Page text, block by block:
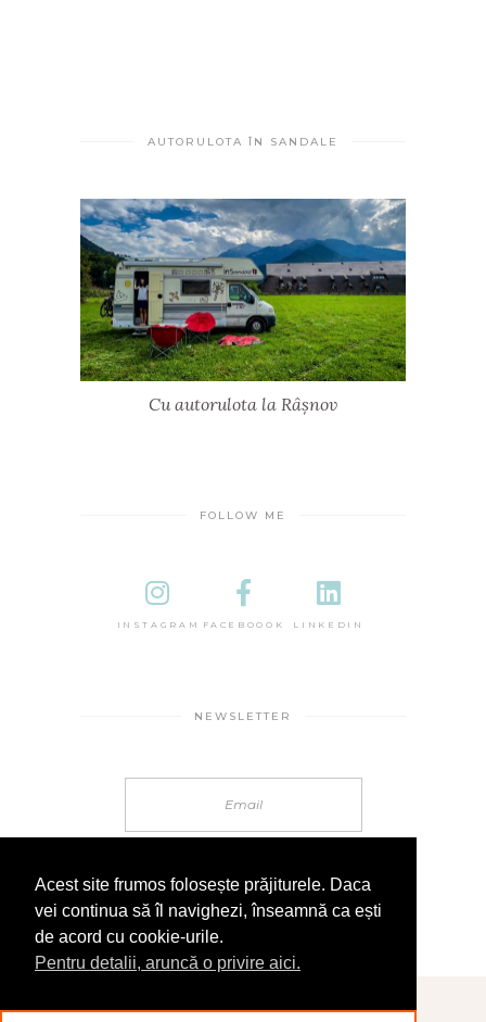
AUTORULOTA ÎN SANDALE
Cu autorulota la Râșnov
FOLLOW ME
INSTAGRAM FACEBOOOK LINKEDIN
NEWSLETTER
© 2025 În Sandale
Acest site frumos folosește prăjiturele. Daca
vei continua să îl navighezi, înseamnă ca ești
de acord cu cookie-urile.
Pentru detalii, aruncă o privire aici.